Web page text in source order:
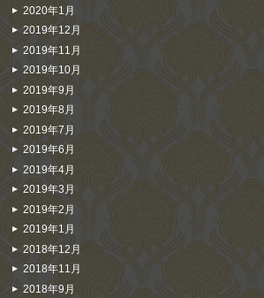
2020年1月
2019年12月
2019年11月
2019年10月
2019年9月
2019年8月
2019年7月
2019年6月
2019年4月
2019年3月
2019年2月
2019年1月
2018年12月
2018年11月
2018年9月